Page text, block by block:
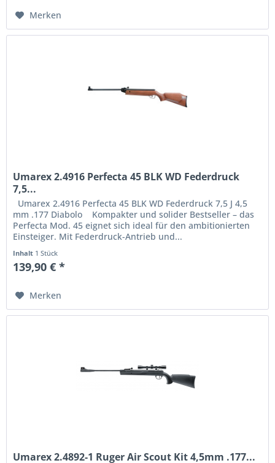
Merken
Umarex 2.4916 Perfecta 45 BLK WD Federdruck
7,5...
Umarex 2.4916 Perfecta 45 BLK WD Federdruck 7,5 J 4,5
mm .177 Diabolo Kompakter und solider Bestseller – das
Perfecta Mod. 45 eignet sich ideal für den ambitionierten
Einsteiger. Mit Federdruck-Antrieb und...
Inhalt 1 Stück
139,90 € *
Merken
Umarex 2.4892-1 Ruger Air Scout Kit 4,5mm .177...